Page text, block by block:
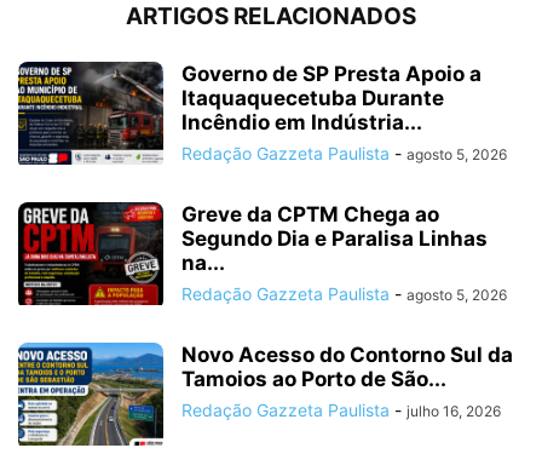
ARTIGOS RELACIONADOS
Governo de SP Presta Apoio a
Itaquaquecetuba Durante
Incêndio em Indústria...
Redação Gazzeta Paulista - agosto 5, 2026
Greve da CPTM Chega ao
Segundo Dia e Paralisa Linhas
na...
Redação Gazzeta Paulista - agosto 5, 2026
Novo Acesso do Contorno Sul da
Tamoios ao Porto de São...
Redação Gazzeta Paulista - julho 16, 2026